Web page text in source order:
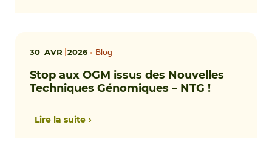
30 AVR 2026• Blog
Stop aux OGM issus des Nouvelles
Techniques Génomiques – NTG !
Lire la suite